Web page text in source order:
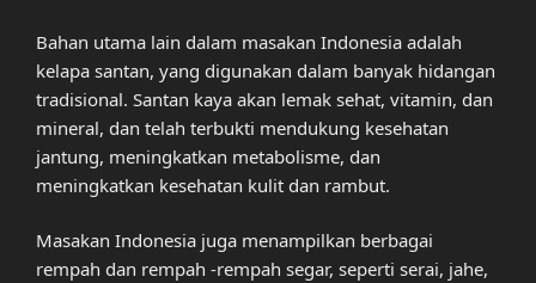
Bahan utama lain dalam masakan Indonesia adalah
kelapa santan, yang digunakan dalam banyak hidangan
tradisional. Santan kaya akan lemak sehat, vitamin, dan
mineral, dan telah terbukti mendukung kesehatan
jantung, meningkatkan metabolisme, dan
meningkatkan kesehatan kulit dan rambut.
Masakan Indonesia juga menampilkan berbagai
rempah dan rempah -rempah segar, seperti serai, jahe,